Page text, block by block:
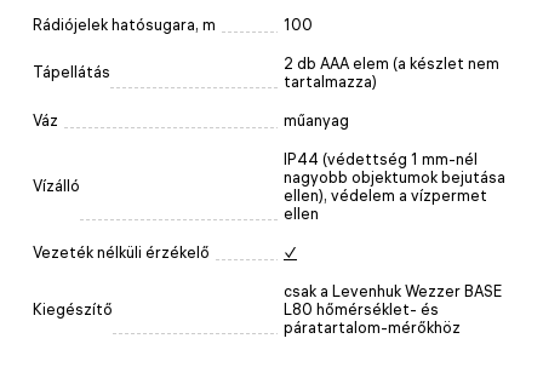
Rádiójelek hatósugara, m 100
Tápellátás
2 db AAA elem (a készlet nem
tartalmazza)
Váz műanyag
Vízálló
IP44 (védettség 1 mm-nél
nagyobb objektumok bejutása
ellen), védelem a vízpermet
ellen
Vezeték nélküli érzékelő ✓
Kiegészítő
csak a Levenhuk Wezzer BASE
L80 hőmérséklet- és
páratartalom-mérőkhöz